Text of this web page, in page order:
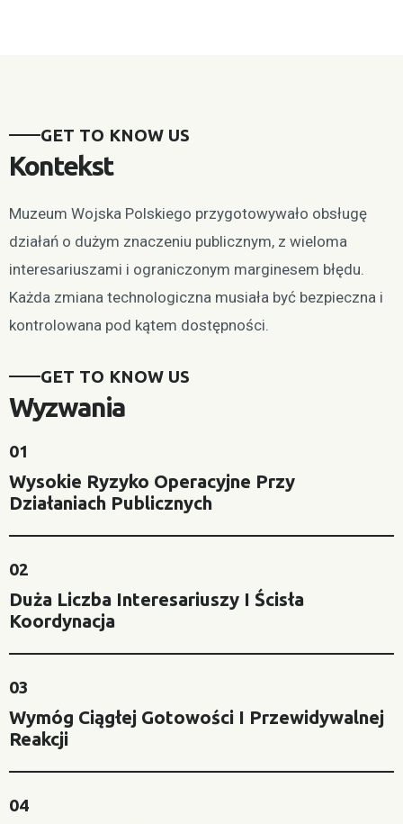
GET TO KNOW US
Kontekst
Muzeum Wojska Polskiego przygotowywało obsługę
działań o dużym znaczeniu publicznym, z wieloma
interesariuszami i ograniczonym marginesem błędu.
Każda zmiana technologiczna musiała być bezpieczna i
kontrolowana pod kątem dostępności.
GET TO KNOW US
Wyzwania
01
Wysokie Ryzyko Operacyjne Przy
Działaniach Publicznych
02
Duża Liczba Interesariuszy I Ścisła
Koordynacja
03
Wymóg Ciągłej Gotowości I Przewidywalnej
Reakcji
04